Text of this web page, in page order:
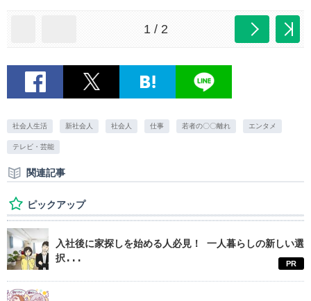
1 / 2
社会人生活 新社会人 社会人 仕事 若者の〇〇離れ エンタメ
テレビ・芸能
関連記事
ピックアップ
入社後に家探しを始める人必見！ 一人暮らしの新しい選
択...
PR